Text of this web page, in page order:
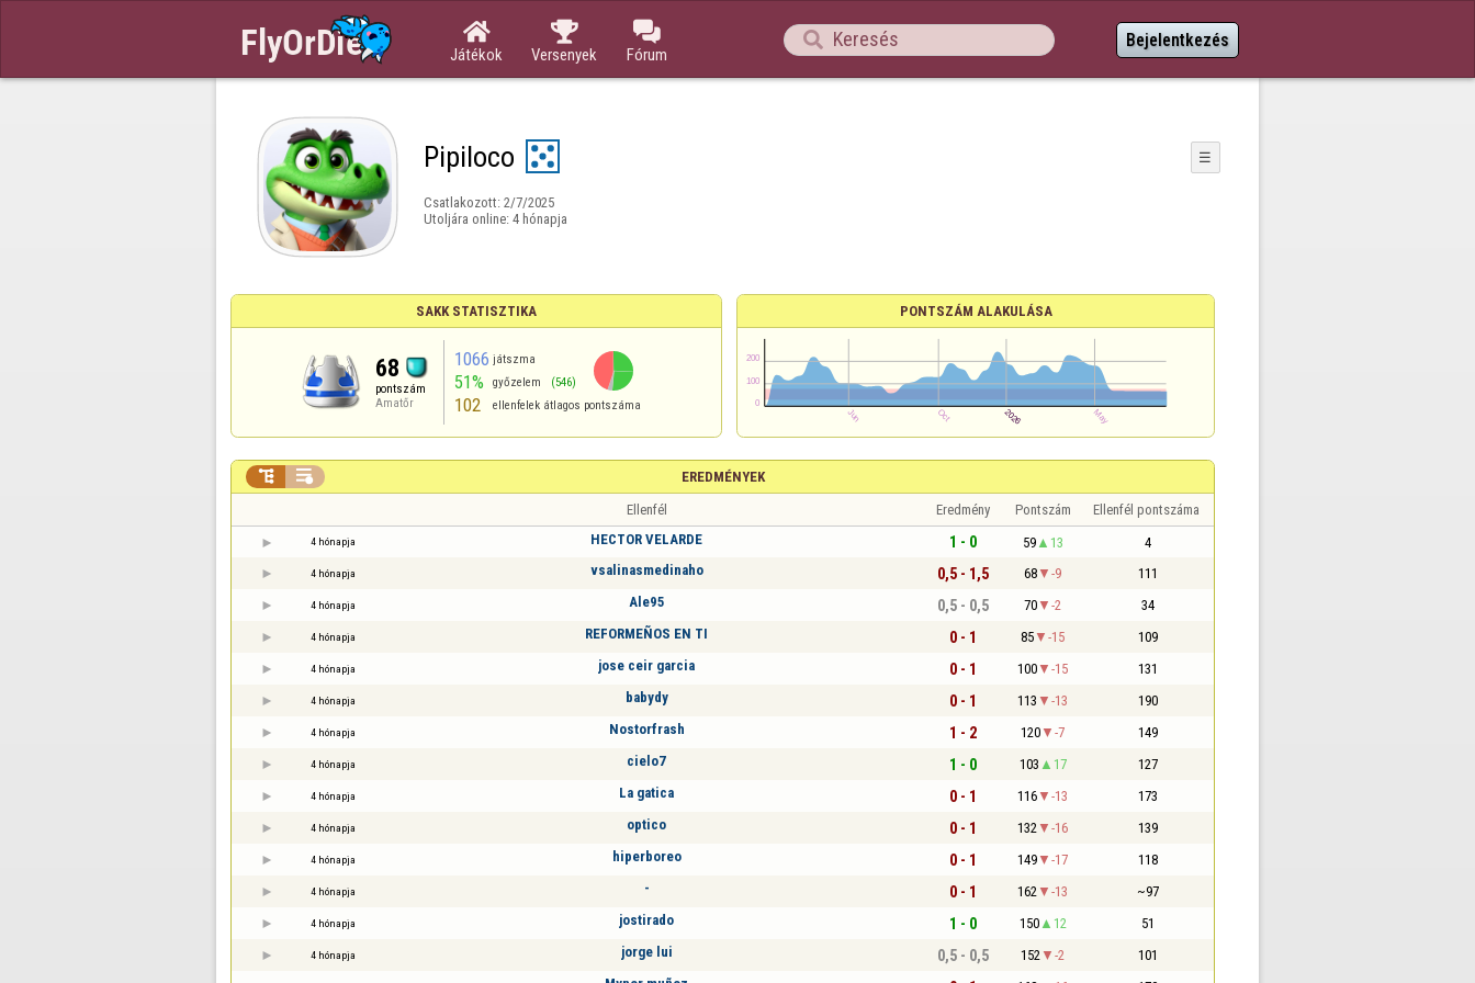

Játékok

Versenyek

Fórum
 Bejelentkezés
Pipiloco ☰
Csatlakozott: 2/7/2025
Utoljára online: 4 hónapja
SAKK STATISZTIKA
68
pontszám
Amatőr
1066 játszma
51% győzelem (546)
102 ellenfelek átlagos pontszáma
PONTSZÁM ALAKULÁSA
EREDMÉNYEK
 
Ellenfél Eredmény Pontszám Ellenfél pontszáma
4 hónapja HECTOR VELARDE 1 - 0 59 13 4
4 hónapja vsalinasmedinaho 0,5 - 1,5 68 -9 111
4 hónapja Ale95 0,5 - 0,5 70 -2 34
4 hónapja REFORMEÑOS EN TI 0 - 1 85 -15 109
4 hónapja jose ceir garcia 0 - 1 100 -15 131
4 hónapja babydy 0 - 1 113 -13 190
4 hónapja Nostorfrash 1 - 2 120 -7 149
4 hónapja cielo7 1 - 0 103 17 127
4 hónapja La gatica 0 - 1 116 -13 173
4 hónapja optico 0 - 1 132 -16 139
4 hónapja hiperboreo 0 - 1 149 -17 118
4 hónapja - 0 - 1 162 -13 ~97
4 hónapja jostirado 1 - 0 150 12 51
4 hónapja jorge lui 0,5 - 0,5 152 -2 101